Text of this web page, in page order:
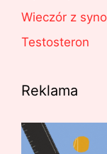
Wieczór z
Testosteron
Reklama